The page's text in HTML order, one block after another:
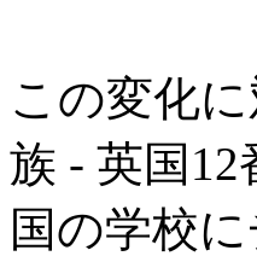
この変化
族 - 英国
国の学校